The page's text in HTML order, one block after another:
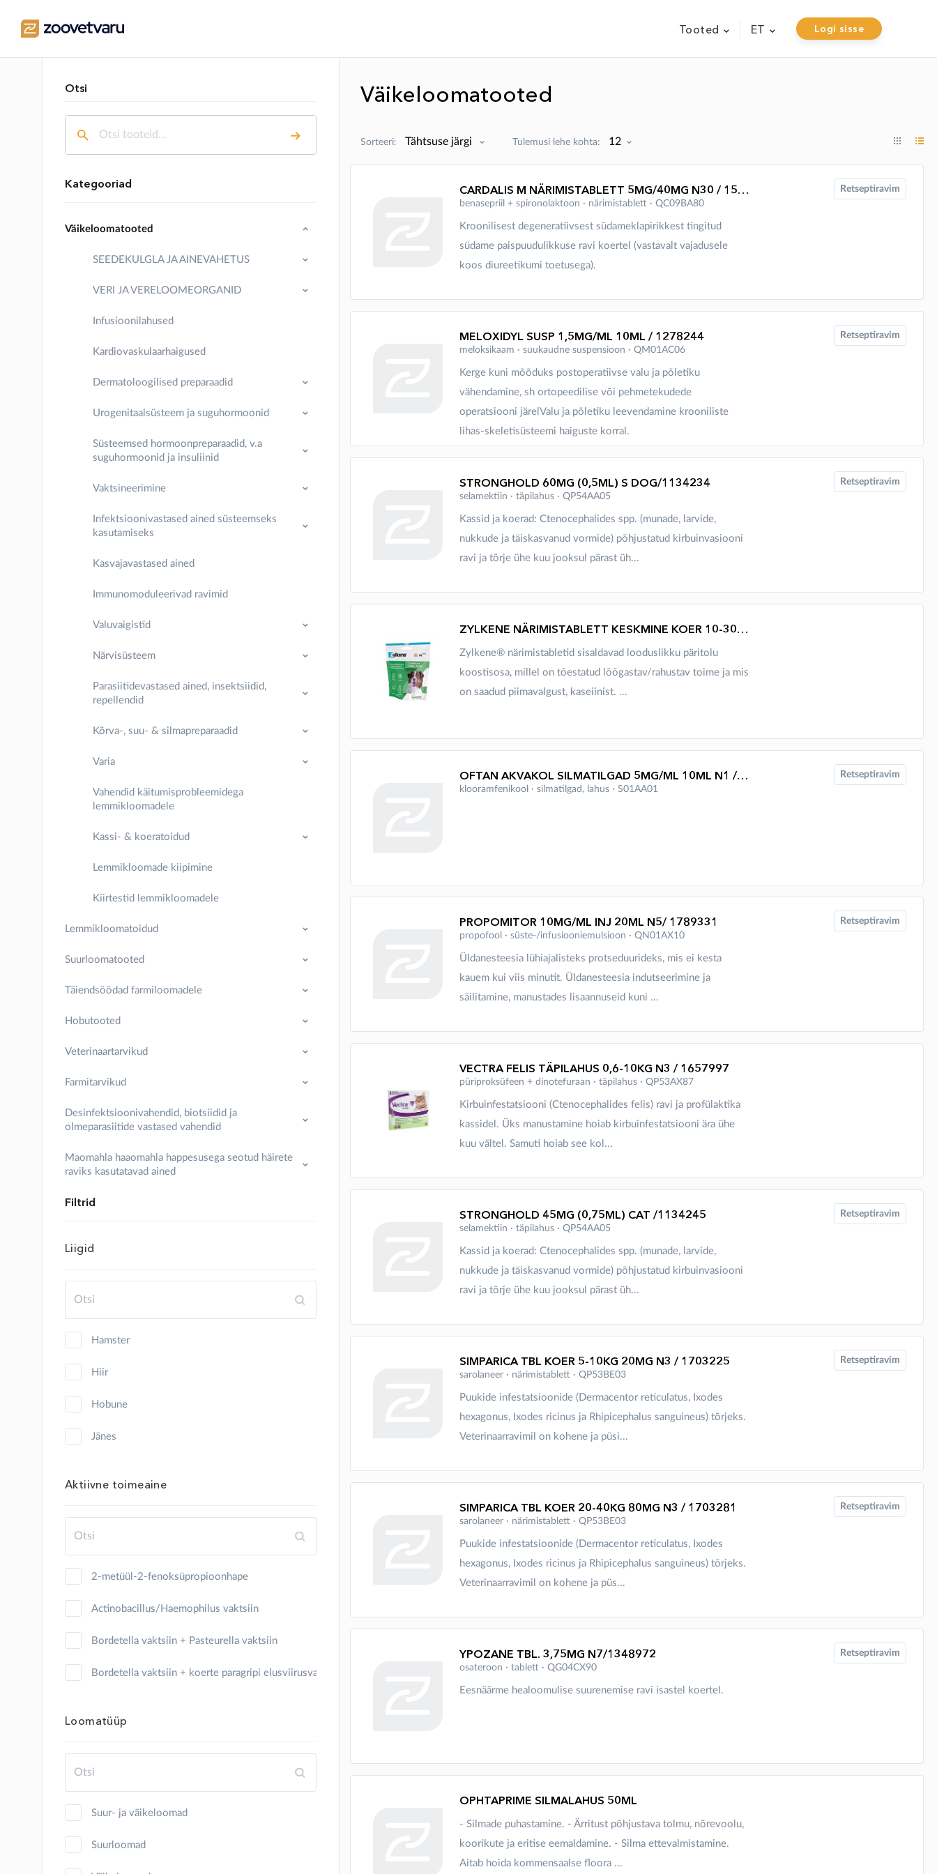
Tooted ET Logi sisse
Otsi
Kategooriad
Väikeloomatooted
SEEDEKULGLA JA AINEVAHETUS
VERI JA VERELOOMEORGANID
Infusioonilahused
Kardiovaskulaarhaigused
Dermatoloogilised preparaadid
Urogenitaalsüsteem ja suguhormoonid
Süsteemsed hormoonpreparaadid, v.a
suguhormoonid ja insuliinid
Vaktsineerimine
Infektsioonivastased ained süsteemseks
kasutamiseks
Kasvajavastased ained
Immunomoduleerivad ravimid
Valuvaigistid
Närvisüsteem
Parasiitidevastased ained, insektsiidid,
repellendid
Kõrva-, suu- & silmapreparaadid
Varia
Vahendid käitumisprobleemidega
lemmikloomadele
Kassi- & koeratoidud
Lemmikloomade kiipimine
Kiirtestid lemmikloomadele
Lemmikloomatoidud
Suurloomatooted
Täiendsöödad farmiloomadele
Hobutooted
Veterinaartarvikud
Farmitarvikud
Desinfektsioonivahendid, biotsiidid ja
olmeparasiitide vastased vahendid
Maomahla haaomahla happesusega seotud häirete
raviks kasutatavad ained
Filtrid
Liigid
hamster
hiir
hobune
jänes
lammas
lind
merisiga
mesilane
Aktiivne toimeaine
2-metüül-2-fenoksüpropioonhape
Actinobacillus/Haemophilus vaktsiin
Bordetella vaktsiin + Pasteurella vaktsiin
Bordetella vaktsiin + koerte paragripi elusviirusvaktsiin
Loomatüüp
Suur- ja väikeloomad
Suurloomad
Väikeloomatooted
Sorteeri: Tulemusi lehe kohta:
CARDALIS M NÄRIMISTABLETT 5MG/40MG N30 / 1591051
benasepriil + spironolaktoon ∙ närimistablett ∙ QC09BA80
Kroonilisest degeneratiivsest südameklapirikkest tingitud
südame paispuudulikkuse ravi koertel (vastavalt vajadusele
koos diureetikumi toetusega).
Retseptiravim
MELOXIDYL SUSP 1,5MG/ML 10ML / 1278244
meloksikaam ∙ suukaudne suspensioon ∙ QM01AC06
Kerge kuni mõõduks postoperatiivse valu ja põletiku
vähendamine, sh ortopeedilise või pehmetekudede
operatsiooni järelValu ja põletiku leevendamine krooniliste
lihas-skeletisüsteemi haiguste korral.
Retseptiravim
STRONGHOLD 60MG (0,5ML) S DOG/1134234
selamektiin ∙ täpilahus ∙ QP54AA05
Kassid ja koerad: Ctenocephalides spp. (munade, larvide,
nukkude ja täiskasvanud vormide) põhjustatud kirbuinvasiooni
ravi ja tõrje ühe kuu jooksul pärast üh...
Retseptiravim
ZYLKENE NÄRIMISTABLETT KESKMINE KOER 10-30KG 225MG N14
Zylkene® närimistabletid sisaldavad looduslikku päritolu
koostisosa, millel on tõestatud lõõgastav/rahustav toime ja mis
on saadud piimavalgust, kaseiinist. ...
OFTAN AKVAKOL SILMATILGAD 5MG/ML 10ML N1 / 1044357
klooramfenikool ∙ silmatilgad, lahus ∙ S01AA01
Retseptiravim
PROPOMITOR 10MG/ML INJ 20ML N5/ 1789331
propofool ∙ süste-/infusiooniemulsioon ∙ QN01AX10
Üldanesteesia lühiajalisteks protseduurideks, mis ei kesta
kauem kui viis minutit. Üldanesteesia indutseerimine ja
säilitamine, manustades lisaannuseid kuni ...
Retseptiravim
VECTRA FELIS TÄPILAHUS 0,6-10KG N3 / 1657997
püriproksüfeen + dinotefuraan ∙ täpilahus ∙ QP53AX87
Kirbuinfestatsiooni (Ctenocephalides felis) ravi ja profülaktika
kassidel. Üks manustamine hoiab kirbuinfestatsiooni ära ühe
kuu vältel. Samuti hoiab see kol...
STRONGHOLD 45MG (0,75ML) CAT /1134245
selamektiin ∙ täpilahus ∙ QP54AA05
Kassid ja koerad: Ctenocephalides spp. (munade, larvide,
nukkude ja täiskasvanud vormide) põhjustatud kirbuinvasiooni
ravi ja tõrje ühe kuu jooksul pärast üh...
Retseptiravim
SIMPARICA TBL KOER 5-10KG 20MG N3 / 1703225
sarolaneer ∙ närimistablett ∙ QP53BE03
Puukide infestatsioonide (Dermacentor reticulatus, Ixodes
hexagonus, Ixodes ricinus ja Rhipicephalus sanguineus) tõrjeks.
Veterinaarravimil on kohene ja püsi...
Retseptiravim
SIMPARICA TBL KOER 20-40KG 80MG N3 / 1703281
sarolaneer ∙ närimistablett ∙ QP53BE03
Puukide infestatsioonide (Dermacentor reticulatus, Ixodes
hexagonus, Ixodes ricinus ja Rhipicephalus sanguineus) tõrjeks.
Veterinaarravimil on kohene ja püs...
Retseptiravim
YPOZANE TBL. 3,75MG N7/1348972
osateroon ∙ tablett ∙ QG04CX90
Eesnäärme healoomulise suurenemise ravi isastel koertel.
Retseptiravim
OPHTAPRIME SILMALAHUS 50ML
- Silmade puhastamine. - Ärritust põhjustava tolmu, nõrevoolu,
koorikute ja eritise eemaldamine. - Silma ettevalmistamine.
Aitab hoida kommensaalse floora ...